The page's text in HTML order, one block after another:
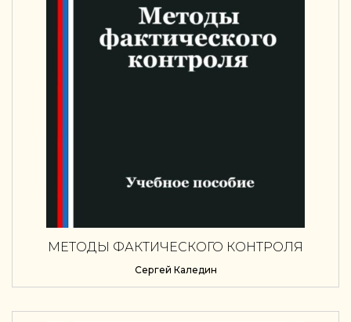
МЕТОДЫ ФАКТИЧЕСКОГО КОНТРОЛЯ
Сергей Каледин